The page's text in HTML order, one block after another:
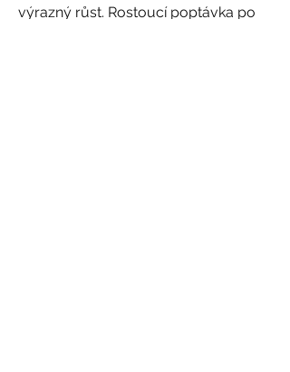
výrazný růst. Rostoucí poptávka po